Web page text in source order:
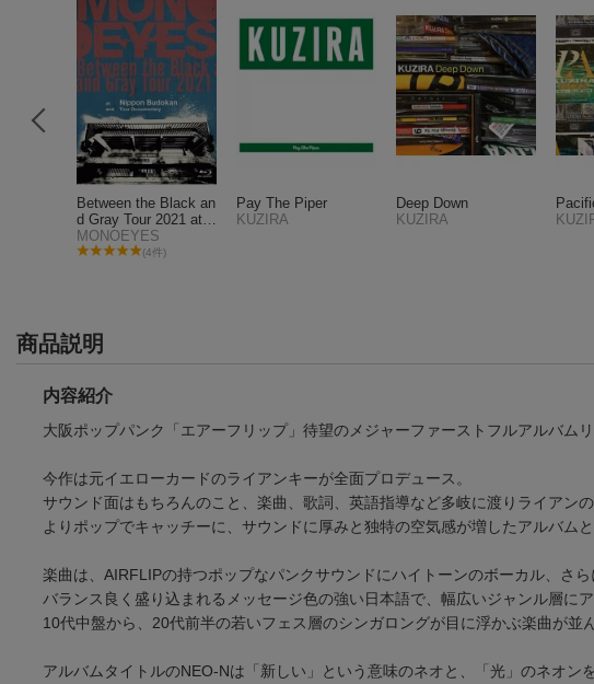
Between the Black an
d Gray Tour 2021 at N
ippon Budokan and T
our Documentary【Bl
MONOEYES
(4件)
Pay The Piper
KUZIRA
Deep Down
KUZIRA
商品説明
内容紹介
大阪ポップパンク「エアーフリップ」待望のメジャーファーストフルアルバムリ
今作は元イエローカードのライアンキーが全面プロデュース。
サウンド面はもちろんのこと、楽曲、歌詞、英語指導など多岐に渡りライアン
よりポップでキャッチーに、サウンドに厚みと独特の空気感が増したアルバムと
楽曲は、AIRFLIPの持つポップなパンクサウンドにハイトーンのボーカル、さら
バランス良く盛り込まれるメッセージ色の強い日本語で、幅広いジャンル層にア
10代中盤から、20代前半の若いフェス層のシンガロングが目に浮かぶ楽曲が並
アルバムタイトルのNEO-Nは「新しい」という意味のネオと、「光」のネオン